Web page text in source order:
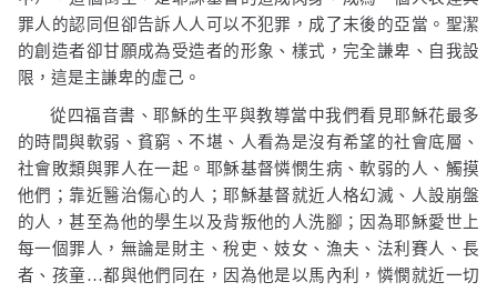
罪人的認同但卻告訴人人可以不犯罪，成了末後的亞當。聖潔
的創造者卻甘願成為受造者的形象、樣式，完全謙卑、自我設
限，這是主謙卑的虛己。
從四福音書、耶穌的生平與教導當中我們看見耶穌花最多
的時間與軟弱、貧窮、不堪、人看為是沒有希望的社會底層、
社會敗類與罪人在一起。耶穌基督憐憫生病、軟弱的人、觸摸
他們；靠近醫治傷心的人；耶穌基督就近人格幻滅、人設崩盤
的人，甚至為他的學生以及背叛他的人洗腳；因為耶穌愛世上
每一個罪人，無論是財主、稅吏、妓女、漁夫、法利賽人、長
者、孩童…都與他們同在，因為他是以馬內利，憐憫就近一切